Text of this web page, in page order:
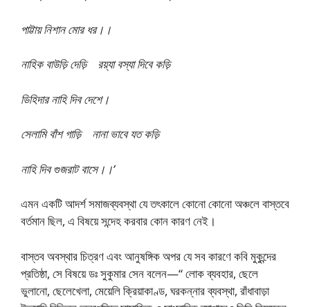
পাট্টায় নিশান মোর ধর।।
নাহিক বাউড়ি দেড়ি রয়্যা বস্যা দিবে কড়ি
ডিহিদার নাহি দিব দেশে।
সেলামি বাঁশ গাড়ি নানা ভাবে যত কড়ি
নাহি দিব গুজরাট বাসে।।’
এমন একটি আদর্শ সমাজব্যবস্থা যে তৎকালে কোনো কোনো অঞ্চলে বাস্তবে
বর্তমান ছিল, এ বিষয়ে সন্দেহ করবার কোন কারণ নেই।
বাস্তব অবস্থার চিত্রণ এবং আনুষঙ্গিক অপর যে সব কারণে কবি মুকুন্দের
প্রতিষ্ঠা, সে বিষয়ে ডঃ সুকুমার সেন বলেন—“ লোক ব্যবহার, ছেলে
ভুলানো, ছেলেখেলা, মেয়েলি ক্রিয়াকাণ্ড, ঘরকন্নার ব্যবস্থা, রাঁধাবাড়া